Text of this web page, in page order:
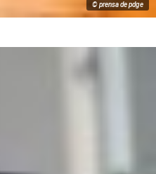
© prensa de pdge